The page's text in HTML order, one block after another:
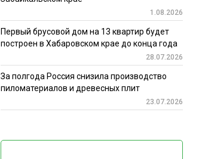
1.08.2026
Первый брусовой дом на 13 квартир будет
построен в Хабаровском крае до конца года
28.07.2026
За полгода Россия снизила производство
пиломатериалов и древесных плит
23.07.2026